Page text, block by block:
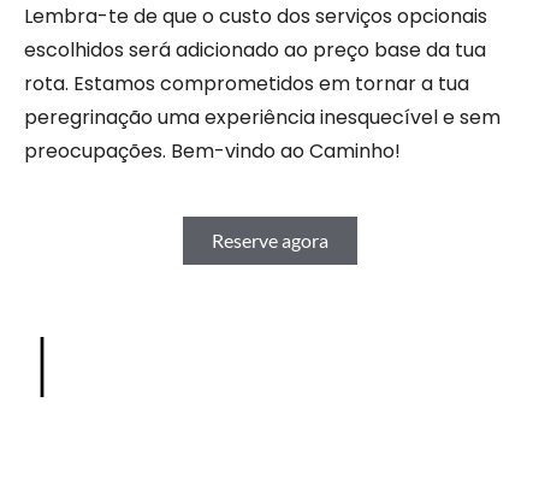
Lembra-te de que o custo dos serviços opcionais
escolhidos será adicionado ao preço base da tua
rota. Estamos comprometidos em tornar a tua
peregrinação uma experiência inesquecível e sem
preocupações. Bem-vindo ao Caminho!
Reserve agora